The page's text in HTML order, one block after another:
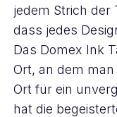
jedem Strich der
dass jedes
Das Domex Ink
Ort, an dem
Ort für ein
hat die